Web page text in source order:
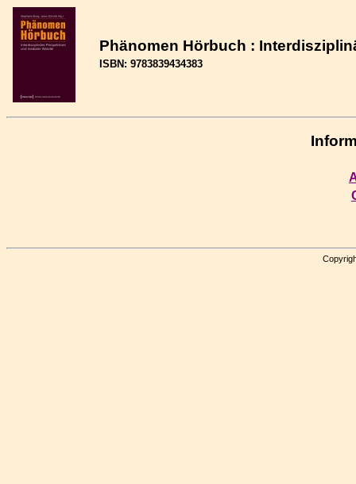
Phänomen Hörbuch :
ISBN: 9783839434383